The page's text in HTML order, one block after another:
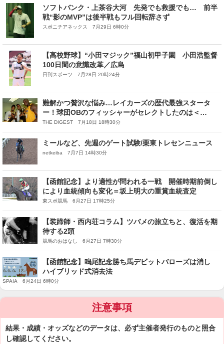
ソフトバンク・上茶谷大河 先発でも救援でも… 前半
戦“影のMVP”は後半戦もフル回転辞さず
スポニチアネックス 7月29日 6時0分
【高校野球】“小田マジック”福山初甲子園 小田浩監督
100日間の意識改革／広島
日刊スポーツ 7月28日 20時24分
難解かつ贅沢な悩み…レイカーズの歴代最強スタータ
ー！球団OBのフィッシャーがセレクトしたのは＜
DUNKSHOOT＞
THE DIGEST 7月18日 18時30分
ミールなど、先週のゲート試験/栗東トレセンニュース
netkeiba 7月7日 14時30分
【函館記念】より適性が問われる一戦 開催時期前倒し
により血統傾向も変化＝坂上明大の重賞血統査定
東スポ競馬 6月27日 17時25分
【装蹄師・西内荘コラム】ツバメの旅立ちと、復活を期
待する2頭
競馬のおはなし 6月27日 7時30分
【函館記念】鳴尾記念勝ち馬デビットバローズは消し
ハイブリッド式消去法
SPAIA 6月24日 6時0分
注意事項
結果・成績・オッズなどのデータは、必ず主催者発行のものと照合
し確認してください。